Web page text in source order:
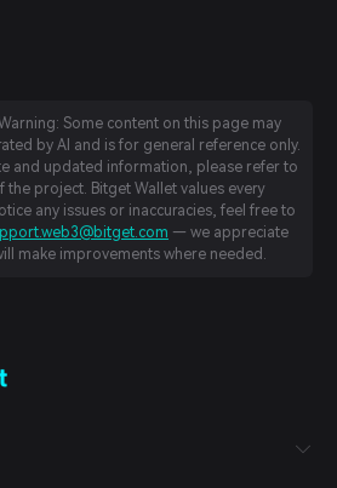
Some content on this page may
by AI and is for general reference only.
and updated information, please refer to
the project. Bitget Wallet values every
any issues or inaccuracies, feel free to
— we appreciate
make improvements where needed.